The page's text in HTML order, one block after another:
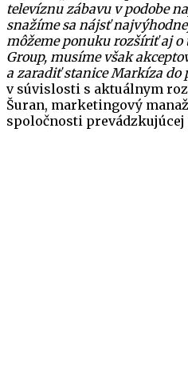
televíznu zábavu v podobe
snažíme sa nájsť
môžeme ponuku rozšíriť aj
Group, musíme však
a zaradiť stanice Markíza do
v súvislosti s aktuálnym
Šuran, marketingový
spoločnosti